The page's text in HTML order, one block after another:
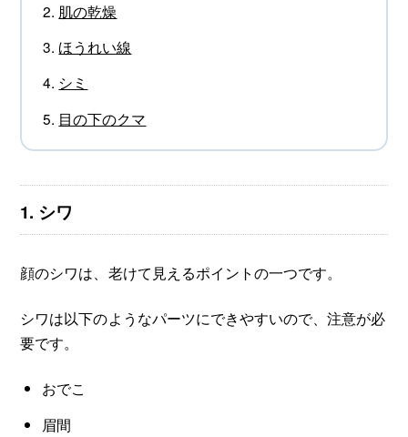
肌の乾燥
ほうれい線
シミ
目の下のクマ
1. シワ
顔のシワは、老けて見えるポイントの一つです。
シワは以下のようなパーツにできやすいので、注意が必
要です。
おでこ
眉間